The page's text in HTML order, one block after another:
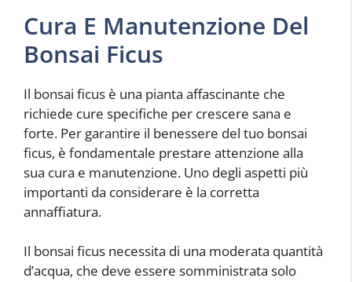
Cura E Manutenzione Del
Bonsai Ficus
Il bonsai ficus è una pianta affascinante che
richiede cure specifiche per crescere sana e
forte. Per garantire il benessere del tuo bonsai
ficus, è fondamentale prestare attenzione alla
sua cura e manutenzione. Uno degli aspetti più
importanti da considerare è la corretta
annaffiatura.
Il bonsai ficus necessita di una moderata quantità
d’acqua, che deve essere somministrata solo